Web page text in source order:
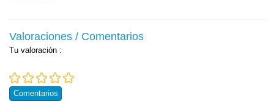
Valoraciones / Comentarios
Tu valoración :
Comentarios